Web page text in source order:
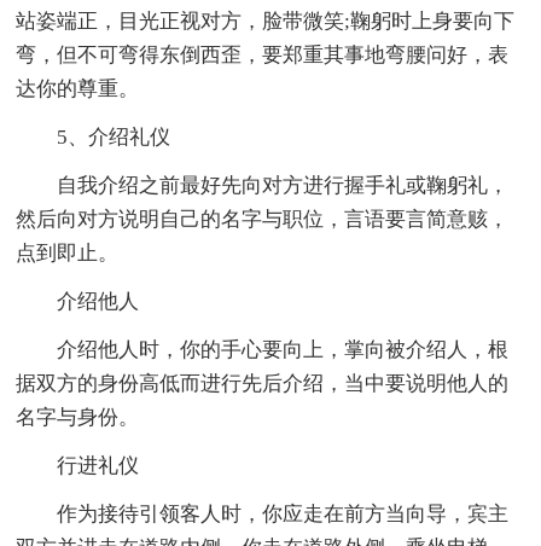
站姿端正，目光正视对方，脸带微笑;鞠躬时上身要向下
弯，但不可弯得东倒西歪，要郑重其事地弯腰问好，表
达你的尊重。
5、介绍礼仪
自我介绍之前最好先向对方进行握手礼或鞠躬礼，
然后向对方说明自己的名字与职位，言语要言简意赅，
点到即止。
介绍他人
介绍他人时，你的手心要向上，掌向被介绍人，根
据双方的身份高低而进行先后介绍，当中要说明他人的
名字与身份。
行进礼仪
作为接待引领客人时，你应走在前方当向导，宾主